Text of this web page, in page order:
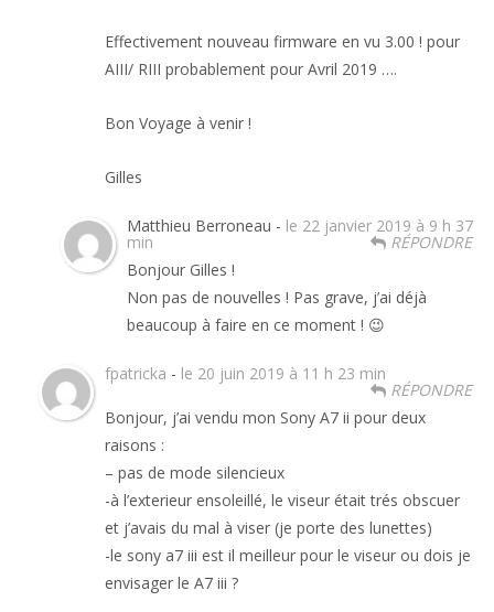
Effectivement nouveau firmware en vu 3.00 ! pour
AIII/ RIII probablement pour Avril 2019 ….
Bon Voyage à venir !
Gilles
Matthieu Berroneau - le 22 janvier 2019 à 9 h 37
min
RÉPONDRE
Bonjour Gilles !
Non pas de nouvelles ! Pas grave, j’ai déjà
beaucoup à faire en ce moment ! 😉
fpatricka - le 20 juin 2019 à 11 h 23 min
RÉPONDRE
Bonjour, j’ai vendu mon Sony A7 ii pour deux
raisons :
– pas de mode silencieux
-à l’exterieur ensoleillé, le viseur était trés obscuer
et j’avais du mal à viser (je porte des lunettes)
-le sony a7 iii est il meilleur pour le viseur ou dois je
envisager le A7 iii ?